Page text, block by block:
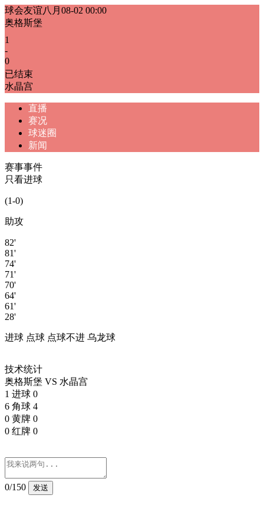
球会友谊八月 08-02 00:00
奥格斯堡
1
-
0
已结束
水晶宫
直播
赛况
球迷圈
新闻
赛事事件
只看进球
(1-0)
助攻
82'
81'
74'
71'
70'
64'
61'
28'
进球 点球 点球不进 乌龙球
技术统计
奥格斯堡 VS 水晶宫
1 进球 0
6 角球 4
0 黄牌 0
0 红牌 0
0/150 发送